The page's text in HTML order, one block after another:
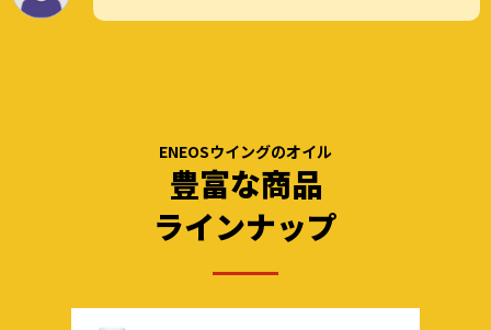
ENEOSウイングのオイル
豊富な商品
ラインナップ